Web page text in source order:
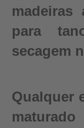
madeiras
para
secagem
Qualquer